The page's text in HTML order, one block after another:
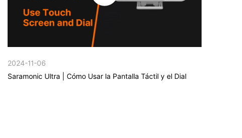
2024-11-06
Saramonic Ultra | Cómo Usar la Pantalla Táctil y el Dial